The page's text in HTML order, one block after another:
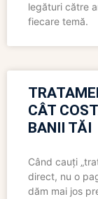
legături către
fiecare temă.
CÂT
BANII TĂI
Când cauți
direct, nu o
dăm mai jos